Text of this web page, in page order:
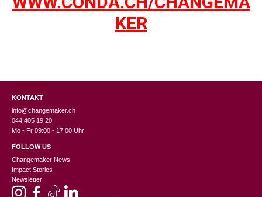
KER
KONTAKT
info@changemaker.ch
044 405 19 20
Mo - Fr 09:00 - 17:00 Uhr
FOLLOW US
Changemaker News
Impact Stories
Newsletter